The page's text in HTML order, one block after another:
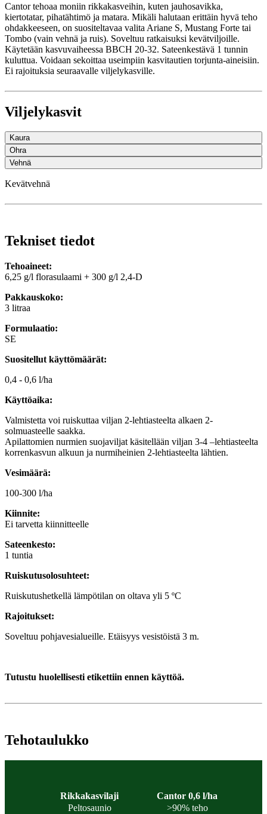
Cantor tehoaa moniin rikkakasveihin, kuten jauhosavikka,
kiertotatar, pihatähtimö ja matara. Mikäli halutaan erittäin hyvä teho
ohdakkeeseen, on suositeltavaa valita Ariane S, Mustang Forte tai
Tombo (vain vehnä ja ruis). Soveltuu ratkaisuksi kevätviljoille.
Käytetään kasvuvaiheessa BBCH 20-32. Sateenkestävä 1 tunnin
kuluttua. Voidaan sekoittaa useimpiin kasvitautien torjunta-aineisiin.
Ei rajoituksia seuraavalle viljelykasville.
Viljelykasvit
Kaura
Ohra
Vehnä
Kevätvehnä
Tekniset tiedot
Tehoaineet:
6,25 g/l florasulaami + 300 g/l 2,4-D
Pakkauskoko:
3 litraa
Formulaatio:
SE
Suositellut käyttömäärät:
0,4 - 0,6 l/ha
Käyttöaika:
Valmistetta voi ruiskuttaa viljan 2-lehtiasteelta alkaen 2-
solmuasteelle saakka.
Apilattomien nurmien suojaviljat käsitellään viljan 3-4 –lehtiasteelta
korrenkasvun alkuun ja nurmiheinien 2-lehtiasteelta lähtien.
Vesimäärä:
100-300 l/ha
Kiinnite:
Ei tarvetta kiinnitteelle
Sateenkesto:
1 tuntia
Ruiskutusolosuhteet:
Ruiskutushetkellä lämpötilan on oltava yli 5 ºC
Rajoitukset:
Soveltuu pohjavesialueille. Etäisyys vesistöistä 3 m.
Tutustu huolellisesti etikettiin ennen käyttöä.
Tehotaulukko
Rikkakasvilaji
Cantor 0,6 l/ha
Peltosaunio
>90% teho